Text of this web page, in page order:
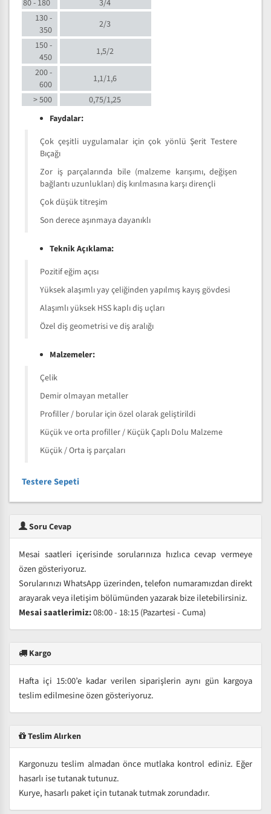
80 - 180
3/4
130 -
350
2/3
150 -
450
1,5/2
200 -
600
1,1/1,6
> 500
0,75/1,25
Faydalar:
Çok çeşitli uygulamalar için çok yönlü Şerit Testere
Bıçağı
Zor iş parçalarında bile (malzeme karışımı, değişen
bağlantı uzunlukları) diş kırılmasına karşı dirençli
Çok düşük titreşim
Son derece aşınmaya dayanıklı
Teknik Açıklama:
Pozitif eğim açısı
Yüksek alaşımlı yay çeliğinden yapılmış kayış gövdesi
Alaşımlı yüksek HSS kaplı diş uçları
Özel diş geometrisi ve diş aralığı
Malzemeler:
Çelik
Demir olmayan metaller
Profiller / borular için özel olarak geliştirildi
Küçük ve orta profiller / Küçük Çaplı Dolu Malzeme
Küçük / Orta iş parçaları
Testere Sepeti
Soru Cevap
Mesai saatleri içerisinde sorularınıza hızlıca cevap vermeye
özen gösteriyoruz.
Sorularınızı WhatsApp üzerinden, telefon numaramızdan direkt
arayarak veya iletişim bölümünden yazarak bize iletebilirsiniz.
Mesai saatlerimiz:08:00 - 18:15 (Pazartesi - Cuma)
Kargo
Hafta içi 15:00’e kadar verilen siparişlerin aynı gün kargoya
teslim edilmesine özen gösteriyoruz.
Teslim Alırken
Kargonuzu teslim almadan önce mutlaka kontrol ediniz. Eğer
hasarlı ise tutanak tutunuz.
Kurye, hasarlı paket için tutanak tutmak zorundadır.